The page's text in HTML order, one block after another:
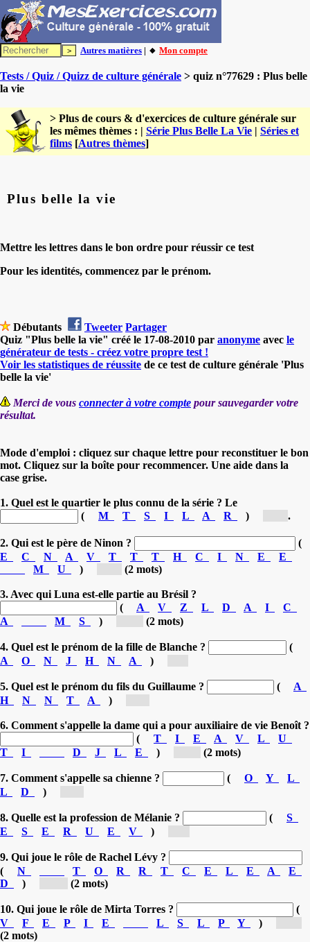
Autres matières | 🔸 Mon compte
Tests / Quiz / Quizz de culture générale > quiz n°77629 : Plus belle
la vie
> Plus de cours & d'exercices de culture générale sur
les mêmes thèmes : | Série Plus Belle La Vie | Séries et
films [Autres thèmes]
Plus belle la vie
Mettre les lettres dans le bon ordre pour réussir ce test
Pour les identités, commencez par le prénom.
Débutants Tweeter Partager
Quiz "Plus belle la vie" créé le 17-08-2010 par anonyme avec le
générateur de tests - créez votre propre test !
Voir les statistiques de réussite de ce test de culture générale 'Plus
belle la vie'
Merci de vous connecter à votre compte pour sauvegarder votre
résultat.
Mode d'emploi : cliquez sur chaque lettre pour reconstituer le bon
mot. Cliquez sur la boîte pour recommencer. Une aide dans la
case grise.
1. Quel est le quartier le plus connu de la série ? Le
(
M T S I L A R ) .
2. Qui est le père de Ninon ?
(
E
C N A V T T T H C I N E
E
M
U ) (2 mots)
3. Avec qui Luna est-elle partie au Brésil ?
(
A V Z L D A I
C
A
M S ) (2 mots)
4. Quel est le prénom de la fille de Blanche ?
(
A
O N J H N A )
5. Quel est le prénom du fils du Guillaume ? (
A
H
N N T A )
6. Comment s'appelle la dame qui a pour auxiliaire de vie Benoît ?
(
T I E A V L
U
T
I D J L E ) (2 mots)
7. Comment s'appelle sa chienne ? ( O Y
L
L
D )
8. Quelle est la profession de Mélanie ? (
S
E
S E R U E V )
9. Qui joue le rôle de Rachel Lévy ?
(
N T O R R T C E L E A
E
D
) (2 mots)
10. Qui joue le rôle de Mirta Torres ?
(
V
F E P I E L S L P Y )
(2 mots)